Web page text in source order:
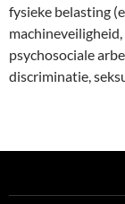
fysieke belasting
psychosociale
discriminatie,